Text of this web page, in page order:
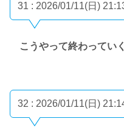
31 : 2026/01/11(日)
こうやって終わってい
32 : 2026/01/11(日)